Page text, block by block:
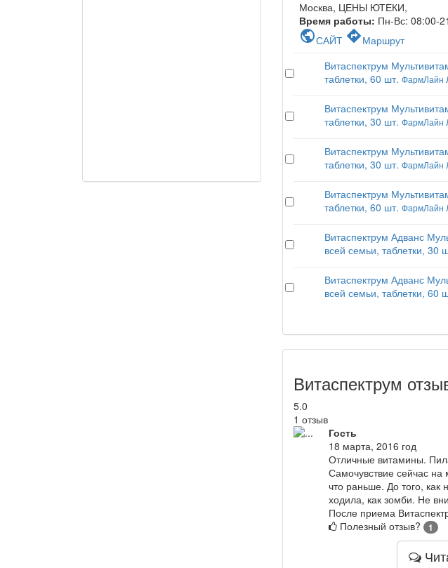
Москва, ЦЕНЫ ЮТЕКИ,
Время работы: Пн-Вс: 08:00-
publicСАЙТ directionsМаршрут
Витаспектрум
таблетки, 60 шт. ФармЛайн
Витаспектрум
таблетки, 30 шт. ФармЛайн
Витаспектрум
таблетки, 30 шт. ФармЛайн
Витаспектрум
таблетки, 60 шт. ФармЛайн
Витаспектрум Адванс
всей семьи, таблетки, 30
Витаспектрум Адванс
всей семьи, таблетки, 60
Витаспектрум
5.0
1 отзыв
Гость
18 марта, 2016 год
Отличные витамины.
Самочувствие сейчас на
что раньше. До того, как
ходила, как зомби. Не
После приема
Полезный отзыв?
1